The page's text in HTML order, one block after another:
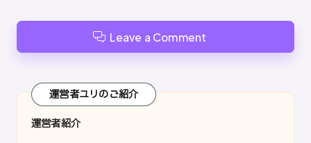
Leave a Comment
運営者ユリのご紹介
運営者紹介